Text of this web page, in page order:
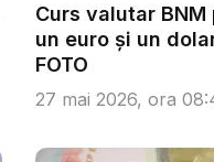
Curs valutar
un euro și un
FOTO
27 mai 2026, ora